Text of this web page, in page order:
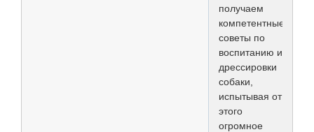
получаем
компетентные
советы по
воспитанию и
дрессировки
собаки,
испытывая от
этого
огромное